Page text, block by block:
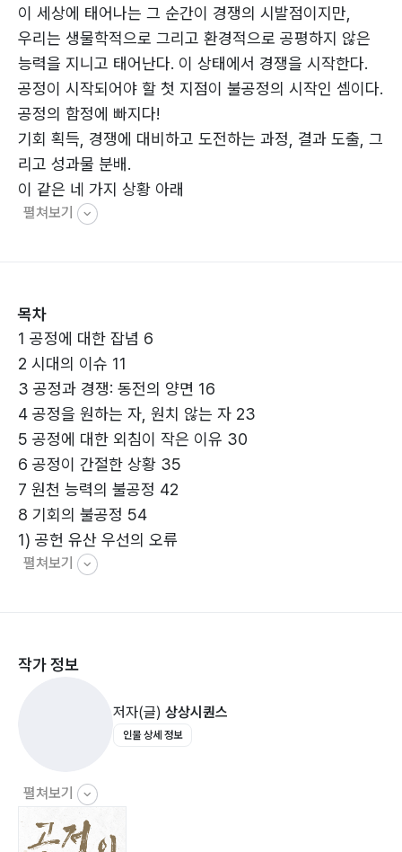
이 세상에 태어나는 그 순간이 경쟁의 시발점이지만,
우리는 생물학적으로 그리고 환경적으로 공평하지 않은
능력을 지니고 태어난다. 이 상태에서 경쟁을 시작한다.
공정이 시작되어야 할 첫 지점이 불공정의 시작인 셈이다.
공정의 함정에 빠지다!
기회 획득, 경쟁에 대비하고 도전하는 과정, 결과 도출, 그
리고 성과물 분배.
이 같은 네 가지 상황 아래
우리는 관례와 관습이라는 의식에 지배되어 불공정을
모하다.
그들을 이기는 것은 사실상 불가능하다.
이러한 불공정 함정을 빠져나오는 지혜로운 길은
첫째, 공정과 불공정의 ‘주도권’을 쥐고
둘째, 원천 능력이 우수한 자들과의 경쟁을 ‘회피’하고
셋째, 타고난 재능과 지능에 대항할 ‘창의 역량’을 키우는
것이다.
누군가와 경쟁하는 상황이기에 공정이 절대적으로 중요
하다.
그러나 모두가 공정을 원하는 것은 아니다.
펼쳐보기
목차
1 공정에 대한 잡념 6
2 시대의 이슈 11
3 공정과 경쟁: 동전의 양면 16
4 공정을 원하는 자, 원치 않는 자 23
5 공정에 대한 외침이 작은 이유 30
6 공정이 간절한 상황 35
7 원천 능력의 불공정 42
8 기회의 불공정 54
1) 공헌 유산 우선의 오류
2) 제도 오류
2) 2차 경쟁
② 창의 역량 - 경쟁의 균형추
10 결과의 불공정 125
11 분배와 책임의 불공정 131
12 가고 있는 길, 그리고 기다리고 있는 것 143
펼쳐보기
작가 정보
저자(글) 상상시퀀스
인물 상세 정보
펼쳐보기